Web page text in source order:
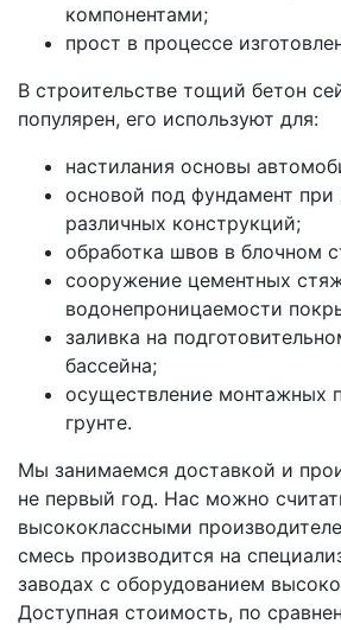
компонентами;
прост в процессе
В строительстве тощий бетон
популярен, его используют для:
настилания основы
основой под фундамент при
различных конструкций;
обработка швов в блочном
сооружение цементных
водонепроницаемости
заливка на
бассейна;
осуществление монтажных
грунте.
Мы занимаемся доставкой и
не первый год. Нас можно
высококлассными
смесь производится на
заводах с оборудованием
Доступная стоимость, по